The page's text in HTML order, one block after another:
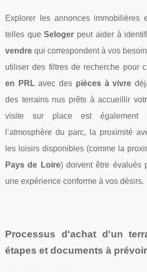
Explorer les annonces immobilières
telles queSeloger peut aider à
vendre qui correspondent à vos
utiliser des filtres de recherche pour
en PRLavec des pièces à vivre
des terrains nus prêts à accueillir
visite sur place est également
l’atmosphère du parc, la proximité
les loisirs disponibles (comme la
Pays de Loire) doivent être évalués
une expérience conforme à vos désirs.
Processus d'achat d'un
étapes et documents à prévoir